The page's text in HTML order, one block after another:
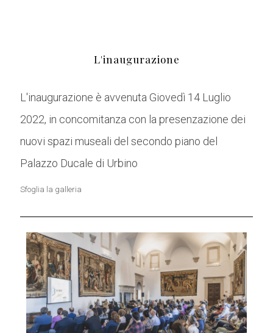
L'inaugurazione
L'inaugurazione è avvenuta Giovedì 14 Luglio
2022, in concomitanza con la presenzazione dei
nuovi spazi museali del secondo piano del
Palazzo Ducale di Urbino
Sfoglia la galleria